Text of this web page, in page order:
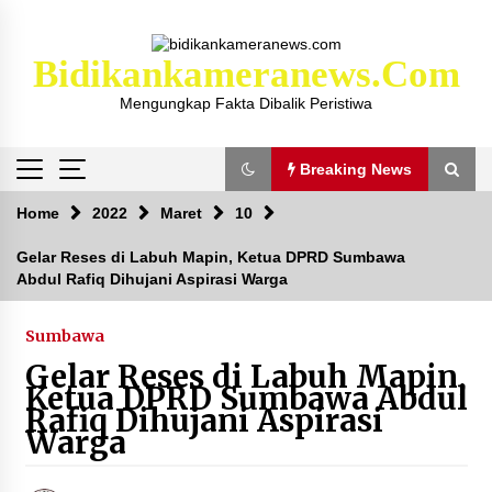
Bidikankameranews.com
Mengungkap Fakta Dibalik Peristiwa
Breaking News
Breaking News
Kejaksaan KSB Mulai Lidik Mafia Tanah Desa
Sekongkang Bawah
2 tahun ago
Laporan Dugaan Pencabulan di Desa Sepayung
Kec. Plampang, Polres Sumbawa Pastikan
Proses Penyelidikan Berjalan Maksimal
4 minggu ago
Home 2022 Maret 10
Gelar Reses di Labuh Mapin, Ketua DPRD Sumbawa
Abdul Rafiq Dihujani Aspirasi Warga
Sumbawa
Gelar Reses di Labuh Mapin,
Ketua DPRD Sumbawa Abdul
Rafiq Dihujani Aspirasi
Warga